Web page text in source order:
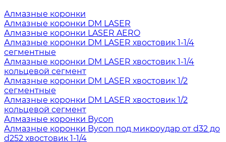
Алмазные коронки
Алмазные коронки DM LASER
Алмазные коронки LASER AERO
Алмазные коронки DM LASER хвостовик 1-1/4
сегментные
Алмазные коронки DM LASER хвостовик 1-1/4
кольцевой сегмент
Алмазные коронки DM LASER хвостовик 1/2
сегментные
Алмазные коронки DM LASER хвостовик 1/2
кольцевой сегмент
Алмазные коронки Bycon
Алмазные коронки Bycon под микроудар от d32 до
d252 хвостовик 1-1/4